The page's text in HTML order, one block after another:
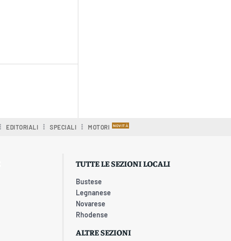
EDITORIALI SPECIALI MOTORI
TUTTE LE SEZIONI LOCALI
Bustese
Legnanese
Novarese
Rhodense
ALTRE SEZIONI